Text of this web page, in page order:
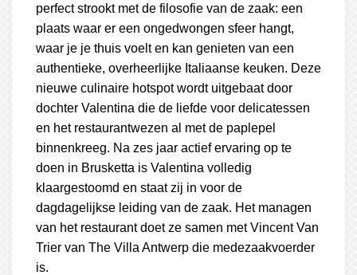
perfect strookt met de filosofie van de zaak: een
plaats waar er een ongedwongen sfeer hangt,
waar je je thuis voelt en kan genieten van een
authentieke, overheerlijke Italiaanse keuken. Deze
nieuwe culinaire hotspot wordt uitgebaat door
dochter Valentina die de liefde voor delicatessen
en het restaurantwezen al met de paplepel
binnenkreeg. Na zes jaar actief ervaring op te
doen in Brusketta is Valentina volledig
klaargestoomd en staat zij in voor de
dagdagelijkse leiding van de zaak. Het managen
van het restaurant doet ze samen met Vincent Van
Trier van The Villa Antwerp die medezaakvoerder
is.